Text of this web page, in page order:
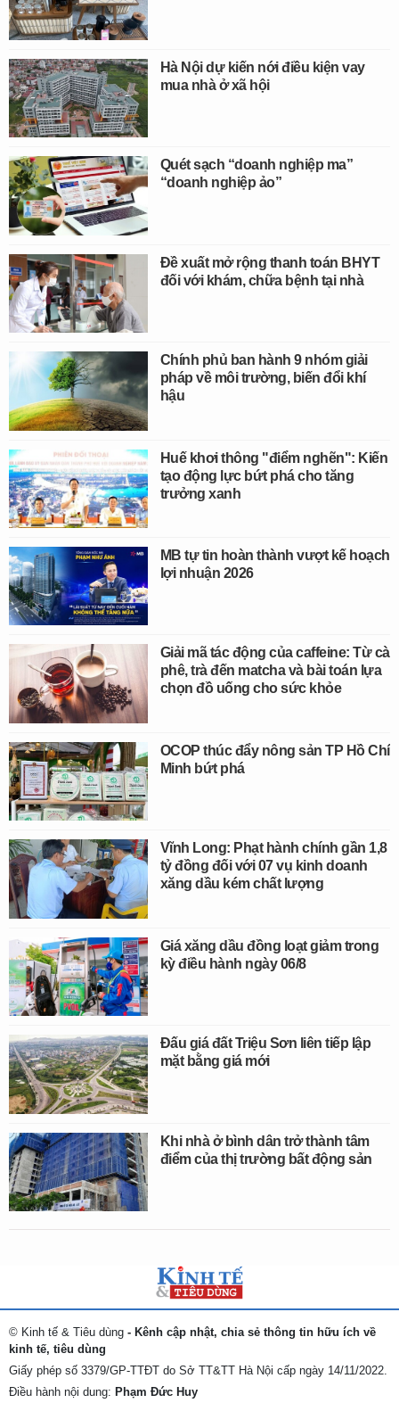
Hà Nội dự kiến nới điều kiện vay
mua nhà ở xã hội
Quét sạch “doanh nghiệp ma”
“doanh nghiệp ảo”
Đề xuất mở rộng thanh toán BHYT
đối với khám, chữa bệnh tại nhà
Chính phủ ban hành 9 nhóm giải
pháp về môi trường, biến đổi khí
hậu
Huế khơi thông "điểm nghẽn": Kiến
tạo động lực bứt phá cho tăng
trưởng xanh
MB tự tin hoàn thành vượt kế hoạch
lợi nhuận 2026
Giải mã tác động của caffeine: Từ cà
phê, trà đến matcha và bài toán lựa
chọn đồ uống cho sức khỏe
OCOP thúc đẩy nông sản TP Hồ Chí
Minh bứt phá
Vĩnh Long: Phạt hành chính gần 1,8
tỷ đồng đối với 07 vụ kinh doanh
xăng dầu kém chất lượng
Giá xăng dầu đồng loạt giảm trong
kỳ điều hành ngày 06/8
Đấu giá đất Triệu Sơn liên tiếp lập
mặt bằng giá mới
Khi nhà ở bình dân trở thành tâm
điểm của thị trường bất động sản
© Kinh tế & Tiêu dùng - Kênh cập nhật, chia sẻ thông tin hữu ích về
kinh tế, tiêu dùng
Giấy phép số 3379/GP-TTĐT do Sở TT&TT Hà Nội cấp ngày 14/11/2022.
Điều hành nội dung: Phạm Đức Huy